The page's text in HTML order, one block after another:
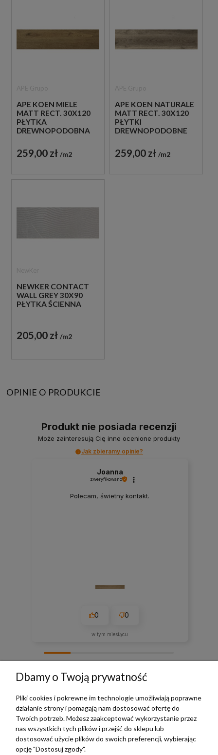
APE KOEN MIELE
MATT RECT. 30X120
PŁYTKA
DREWNOPODOBNA
259,00 zł m2
APE KOEN NATURALE
MATT RECT. 30X120
PŁYTKI
DREWNOPODOBNE
259,00 zł m2
NEWKER CONTACT
WALL GREY 30X90
PŁYTKA ŚCIENNA
205,00 zł m2
OPINIE O PRODUKCIE
Produkt nie posiada recenzji
Może zainteresują Cię inne ocenione produkty
Jak zbieramy opinie?
Joanna
zweryfikowano
Polecam, świetny kontakt.
0 0
w tym miesiącu
TERRADECO
BAZA WIEDZY
Dbamy o Twoją prywatność
Pliki cookies i pokrewne im technologie umożliwiają poprawne
działanie strony i pomagają nam dostosować ofertę do
Twoich potrzeb. Możesz zaakceptować wykorzystanie przez
nas wszystkich tych plików i przejść do sklepu lub
dostosować użycie plików do swoich preferencji, wybierając
opcję "Dostosuj zgody".